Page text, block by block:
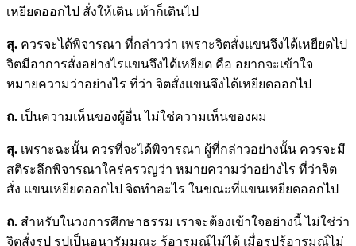
เหยียดออกไป สั่งให้เดิน เท้าก็เดินไป
สุ. ควรจะได้พิจารณา ที่กล่าวว่า เพราะจิตสั่งแขนจึงได้เหยียดไป
จิตมีอาการสั่งอย่างไรแขนจึงได้เหยียด คือ อยากจะเข้าใจ
หมายความว่าอย่างไร ที่ว่า จิตสั่งแขนจึงได้เหยียดออกไป
ถ. เป็นความเห็นของผู้อื่น ไม่ใช่ความเห็นของผม
สุ. เพราะฉะนั้น ควรที่จะได้พิจารณา ผู้ที่กล่าวอย่างนั้น ควรจะมี
สติระลึกพิจารณาใคร่ครวญว่า หมายความว่าอย่างไร ที่ว่าจิต
สั่ง แขนเหยียดออกไป จิตทำอะไร ในขณะที่แขนเหยียดออกไป
ถ. สำหรับในวงการศึกษาธรรม เราจะต้องเข้าใจอย่างนี้ ไม่ใช่ว่า
จิตสั่งรูป รูปเป็นอนารัมมณะ รู้อารมณ์ไม่ได้ เมื่อรูปรู้อารมณ์ไม่